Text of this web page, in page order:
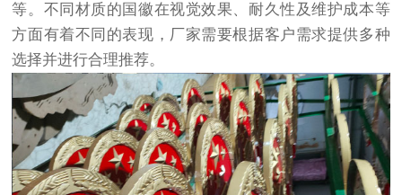
等。不同材质的国徽在视觉效果、耐久性及维护成本等
方面有着不同的表现，厂家需要根据客户需求提供多种
选择并进行合理推荐。